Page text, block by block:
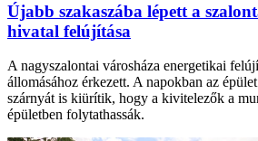
Újabb szakaszába lépett a
hivatal felújítása
A nagyszalontai városháza energetikai
állomásához érkezett. A napokban az
szárnyát is kiürítik, hogy a kivitelezők a
épületben folytathassák.